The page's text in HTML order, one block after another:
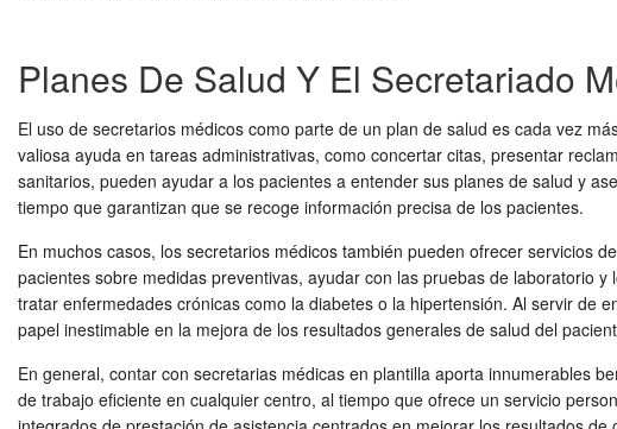
Planes De Salud Y El Secretariado
El uso de secretarios médicos como parte de un plan de salud es cada vez
valiosa ayuda en tareas administrativas, como concertar citas, presentar
sanitarios, pueden ayudar a los pacientes a entender sus planes de salud y
tiempo que garantizan que se recoge información precisa de los pacientes.
En muchos casos, los secretarios médicos también pueden ofrecer servicios
pacientes sobre medidas preventivas, ayudar con las pruebas de laboratorio
tratar enfermedades crónicas como la diabetes o la hipertensión. Al servir de
papel inestimable en la mejora de los resultados generales de salud del
En general, contar con secretarias médicas en plantilla aporta innumerables
de trabajo eficiente en cualquier centro, al tiempo que ofrece un servicio